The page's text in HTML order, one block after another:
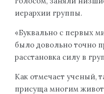
иерархии группы.
«Буквально с первых
было довольно точно
расстановка силу в
Как отмечает ученый,
присуща многим